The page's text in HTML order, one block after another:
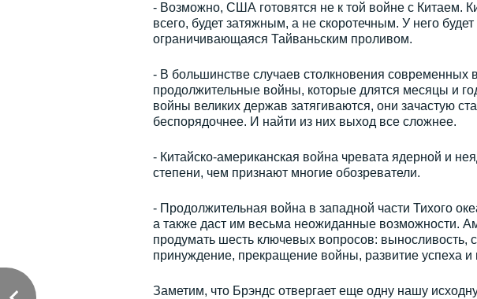
- Возможно, США готовятся не к той войне с Китаем.
всего, будет затяжным, а не скоротечным. У него
ограничивающаяся Тайваньским проливом.
- В большинстве случаев столкновения современных
продолжительные войны, которые длятся месяцы и
войны великих держав затягиваются, они зачастую
беспорядочнее. И найти из них выход все сложнее.
- Китайско-американская война чревата ядерной и
степени, чем признают многие обозреватели.
- Продолжительная война в западной части Тихого
а также даст им весьма неожиданные возможности.
продумать шесть ключевых вопросов: выносливость,
принуждение, прекращение войны, развитие успеха и
Заметим, что Брэндс отвергает еще одну нашу